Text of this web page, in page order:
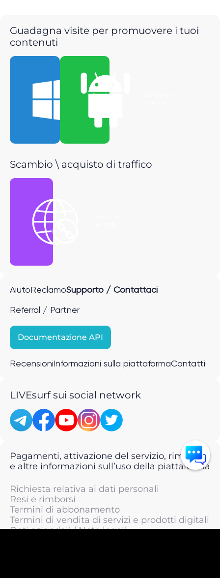
Guadagna visite per promuovere i tuoi
contenuti
Scarica per
Scambio \ acquisto di traffico
Aiuto ReclamoSupporto / Contattaci
Referral / Partner
Documentazione API
Recensioni Informazioni sulla piattaformaContatti
LIVEsurf sui social network
Pagamenti, attivazione del servizio, rimborsi
e altre informazioni sull’uso della piattaforma
Richiesta relativa ai dati personali
Resi e rimborsi
Termini di abbonamento
Termini di vendita di servizi e prodotti digitali
Dati aziendali / Note legali